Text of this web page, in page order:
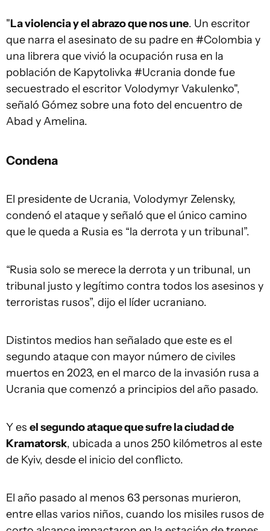
"La violencia y el abrazo que nos une. Un escritor
que narra el asesinato de su padre en #Colombia y
una librera que vivió la ocupación rusa en la
población de Kapytolivka #Ucrania donde fue
secuestrado el escritor Volodymyr Vakulenko",
señaló Gómez sobre una foto del encuentro de
Abad y Amelina.
Condena
El presidente de Ucrania, Volodymyr Zelensky,
condenó el ataque y señaló que el único camino
que le queda a Rusia es “la derrota y un tribunal”.
“Rusia solo se merece la derrota y un tribunal, un
tribunal justo y legítimo contra todos los asesinos y
terroristas rusos”, dijo el líder ucraniano.
Distintos medios han señalado que este es el
segundo ataque con mayor número de civiles
muertos en 2023, en el marco de la invasión rusa a
Ucrania que comenzó a principios del año pasado.
Y es el segundo ataque que sufre la ciudad de
Kramatorsk, ubicada a unos 250 kilómetros al este
de Kyiv, desde el inicio del conflicto.
El año pasado al menos 63 personas murieron,
entre ellas varios niños, cuando los misiles rusos de